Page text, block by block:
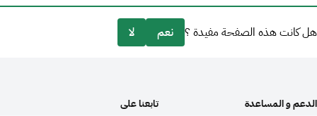
هل كانت هذه الصفحة مفيدة ؟ نعم لا
الدعم و المساعدة
تابعنا على